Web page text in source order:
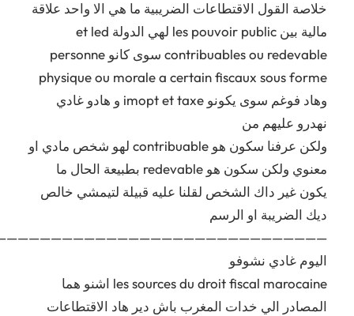
خلاصة القول الاقتطاعات الضريبية ما هي الا واحد علاقة
مالية بين les pouvoir public لهي الدولة et led
contribuables ou redevable سوى كانو personne
physique ou morale a certain fiscaux sous forme
وهاد فوغم سوى يكونو imopt et taxe و هادو غادي
نهدرو عليهم من
ولكن عرفنا سكون هو contribuable لهو شخص مادي او
معنوي ولكن سكون هو redevable بطبيعة الحال ما
يكون غير داك الشخص لقلنا عليه قبيلة لتيمشي خالص
ديك الضريبة او الرسم
اليوم غادي نشوفو
les sources du droit fiscal marocaine اشنو هما
المصادر الي خدات المغرب باش دير هاد الاقتطاعات